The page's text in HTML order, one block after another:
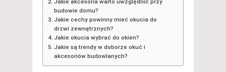
budowie domu?
Jakie cechy powinny mieć okucia do
drzwi zewnętrznych?
Jakie okucia wybrać do okien?
Jakie są trendy w doborze okuć i
akcesoriów budowlanych?